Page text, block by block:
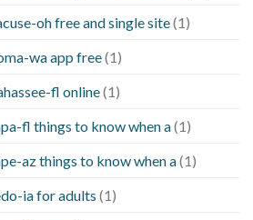
oh free and single site(1)
wa app free(1)
fl online(1)
fl things to know when a(1)
az things to know when a(1)
ia for adults (1)